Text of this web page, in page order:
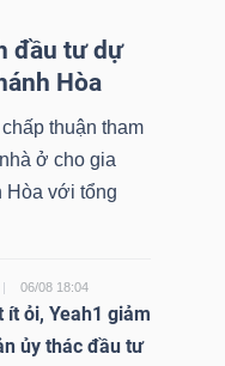
đầu tư dự
Hòa
thuận tham
ở cho gia
Hòa với tổng
06/08 18:04
ít ỏi, Yeah1 giảm
ủy thác đầu tư